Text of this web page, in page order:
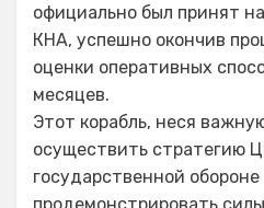
официально был принят
КНА, успешно окончив
оценки оперативных
месяцев.
Этот корабль, неся
осуществить стратегию
государственной обороне